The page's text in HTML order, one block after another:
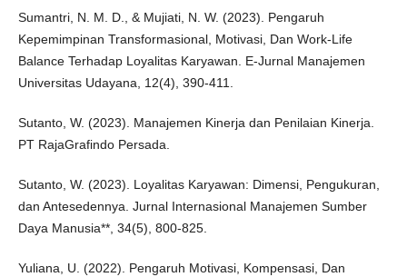
Sumantri, N. M. D., & Mujiati, N. W. (2023). Pengaruh
Kepemimpinan Transformasional, Motivasi, Dan Work-Life
Balance Terhadap Loyalitas Karyawan. E-Jurnal Manajemen
Universitas Udayana, 12(4), 390-411.
Sutanto, W. (2023). Manajemen Kinerja dan Penilaian Kinerja.
PT RajaGrafindo Persada.
Sutanto, W. (2023). Loyalitas Karyawan: Dimensi, Pengukuran,
dan Antesedennya. Jurnal Internasional Manajemen Sumber
Daya Manusia**, 34(5), 800-825.
Yuliana, U. (2022). Pengaruh Motivasi, Kompensasi, Dan